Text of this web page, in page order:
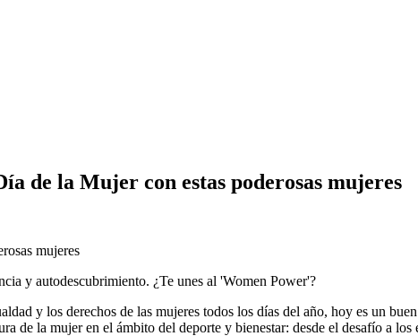
de la Mujer con estas poderosas mujeres
y autodescubrimiento. ¿Te unes al 'Women Power'?
y los derechos de las mujeres todos los días del año, hoy es un
la mujer en el ámbito del deporte y bienestar: desde el desafío a